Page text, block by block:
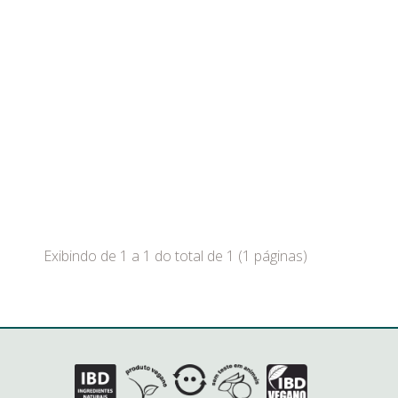
Exibindo de 1 a 1 do total de 1 (1 páginas)